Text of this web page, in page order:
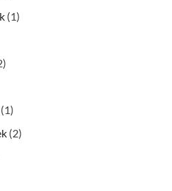
(1)
(1)
(2)